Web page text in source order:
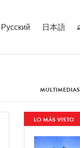
Русский 日本語
MULTIMEDIAS
LO MÁS VISTO